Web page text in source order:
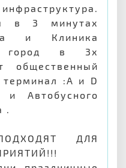
в 3 минутах
и Клиника
город в 3х
общественный
терминал :A и D
и Автобусного
.
ДЛЯ